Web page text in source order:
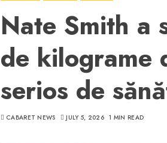
Nate Smith a
de kilograme
serios de
CABARET NEWS JULY 5, 2026 1 MIN READ